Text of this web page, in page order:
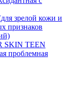
зрелой кожи и
признаков
SKIN TEEN
проблемная